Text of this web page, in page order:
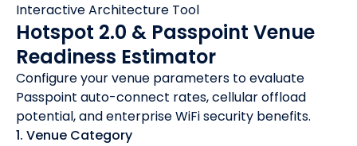
Interactive Architecture Tool
Hotspot 2.0 & Passpoint Venue
Readiness Estimator
Configure your venue parameters to evaluate
Passpoint auto-connect rates, cellular offload
potential, and enterprise WiFi security benefits.
1. Venue Category